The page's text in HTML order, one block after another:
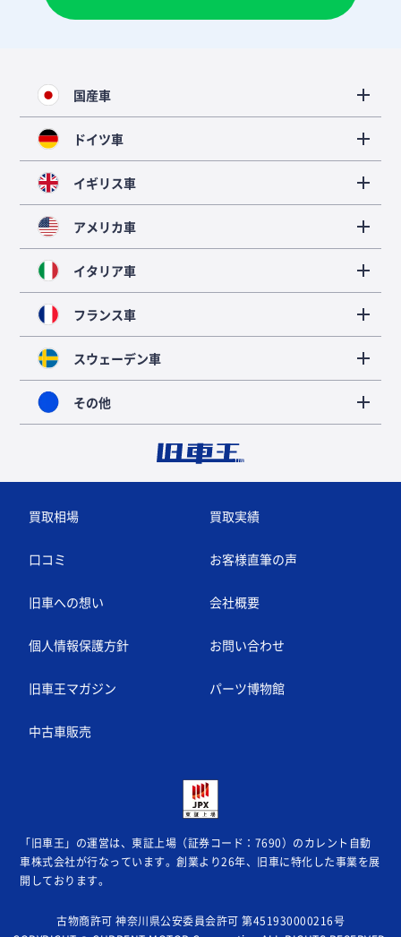
国産車
ドイツ車
イギリス車
アメリカ車
イタリア車
フランス車
スウェーデン車
その他
買取相場 買取実績
口コミ お客様直筆の声
旧車への想い 会社概要
個人情報保護方針 お問い合わせ
旧車王マガジン パーツ博物館
中古車販売
「旧車王」の運営は、東証上場（証券コード：7690）のカレント自動
車株式会社が行なっています。創業より26年、旧車に特化した事業を展
開しております。
古物商許可 神奈川県公安委員会許可 第451930000216号